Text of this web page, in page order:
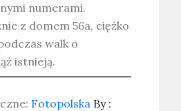
numerami.
z domem 56a, ciężko
walk o
istnieją.
Fotopolska By :